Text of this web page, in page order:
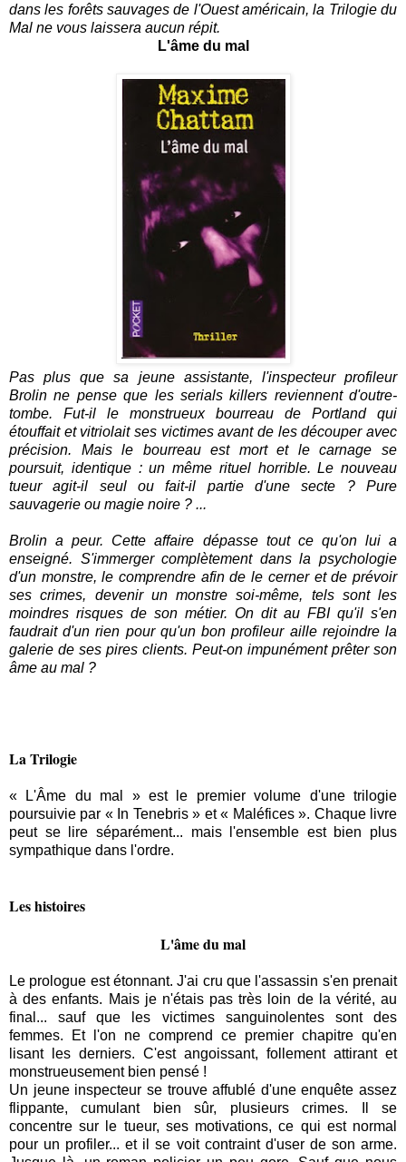
dans les forêts sauvages de l'Ouest américain, la Trilogie du
Mal ne vous laissera aucun répit.
L'âme du mal
Pas plus que sa jeune assistante, l'inspecteur profileur
Brolin ne pense que les serials killers reviennent d'outre-
tombe. Fut-il le monstrueux bourreau de Portland qui
étouffait et vitriolait ses victimes avant de les découper avec
précision. Mais le bourreau est mort et le carnage se
poursuit, identique : un même rituel horrible. Le nouveau
tueur agit-il seul ou fait-il partie d'une secte ? Pure
sauvagerie ou magie noire ? ...
Brolin a peur. Cette affaire dépasse tout ce qu'on lui a
enseigné. S'immerger complètement dans la psychologie
d'un monstre, le comprendre afin de le cerner et de prévoir
ses crimes, devenir un monstre soi-même, tels sont les
moindres risques de son métier. On dit au FBI qu'il s'en
faudrait d'un rien pour qu'un bon profileur aille rejoindre la
galerie de ses pires clients. Peut-on impunément prêter son
âme au mal ?
La Trilogie
« L'Âme du mal » est le premier volume d'une trilogie
poursuivie par « In Tenebris » et « Maléfices ». Chaque livre
peut se lire séparément... mais l'ensemble est bien plus
sympathique dans l'ordre.
Les histoires
L'âme du mal
Le prologue est étonnant. J'ai cru que l'assassin s'en prenait
à des enfants. Mais je n'étais pas très loin de la vérité, au
final... sauf que les victimes sanguinolentes sont des
femmes. Et l'on ne comprend ce premier chapitre qu'en
lisant les derniers. C'est angoissant, follement attirant et
monstrueusement bien pensé !
Un jeune inspecteur se trouve affublé d'une enquête assez
flippante, cumulant bien sûr, plusieurs crimes. Il se
concentre sur le tueur, ses motivations, ce qui est normal
pour un profiler... et il se voit contraint d'user de son arme.